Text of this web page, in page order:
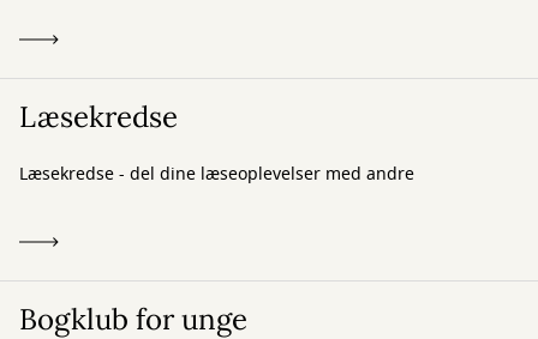
Læsekredse
Læsekredse - del dine læseoplevelser med andre
Bogklub for unge